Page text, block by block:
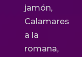
jamón,
Calamares
a la
romana,